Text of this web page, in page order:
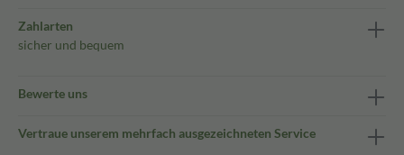
Zahlarten
sicher und bequem
Bewerte uns
Vertraue unserem mehrfach ausgezeichneten Service